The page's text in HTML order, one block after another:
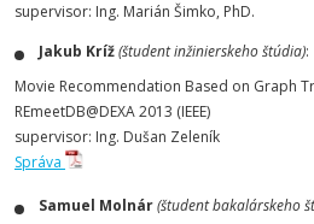
supervisor: Ing. Marián Šimko, PhD.
Jakub Kríž(študent inžinierskeho štúdia):
Movie Recommendation Based on Graph
REmeetDB@DEXA 2013 (IEEE)
supervisor: Ing. Dušan Zeleník
Správa
Samuel Molnár(študent bakalárskeho